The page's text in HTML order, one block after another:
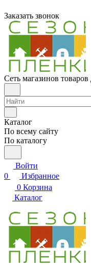
Заказать звонок
Сеть магазинов
Каталог
По всему сайту
По каталогу
Войти
0
Избранное
0 Корзина
Каталог